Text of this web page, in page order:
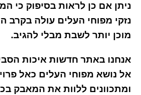
ניתן אם כן לראות בסיפוק כי
נזקי מפוחי העלים עולה בקרב
מוכן יותר לשבת מבלי להגיב.
אנחנו באתר חדשות איכות
אל נושא מפוחי העלים כאל
ומתכוונים ללוות את המאבק